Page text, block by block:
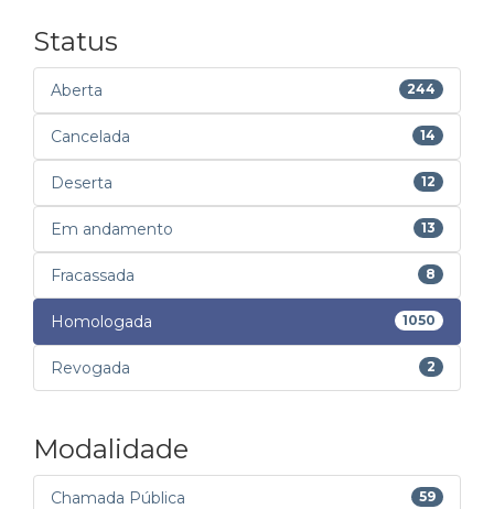
Status
Aberta 244
Cancelada 14
Deserta 12
Em andamento 13
Fracassada 8
Homologada 1050
Revogada 2
Modalidade
Chamada Pública 59